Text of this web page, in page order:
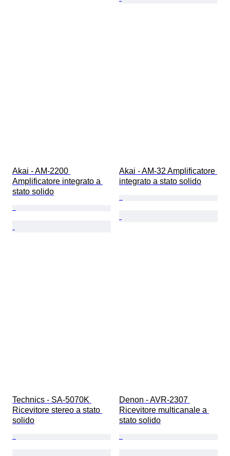
Akai - AM-2200
Amplificatore integrato a
stato solido
Akai - AM-32 Amplificatore
integrato a stato solido
Technics - SA-5070K
Ricevitore stereo a stato
solido
Denon - AVR-2307
Ricevitore multicanale a
stato solido